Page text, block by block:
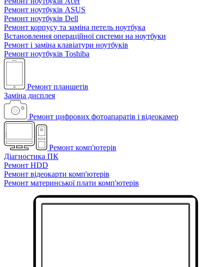
Ремонт ноутбуків ASUS
Ремонт ноутбуків Dell
Ремонт корпусу та заміна петель ноутбука
Встановлення операційної системи на ноутбуки
Ремонт і заміна клавіатури ноутбуків
Ремонт ноутбуків Toshiba
Ремонт планшетів
Заміна дисплея
Ремонт цифрових фотоапаратів і відеокамер
Ремонт комп'ютерів
Діагностика ПК
Ремонт HDD
Ремонт відеокарти комп'ютерів
Ремонт материнської плати комп'ютерів